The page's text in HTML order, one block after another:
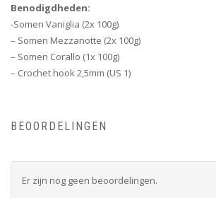
Benodigdheden:
-Somen Vaniglia (2x 100g)
– Somen Mezzanotte (2x 100g)
– Somen Corallo (1x 100g)
– Crochet hook 2,5mm (US 1)
BEOORDELINGEN
Er zijn nog geen beoordelingen.